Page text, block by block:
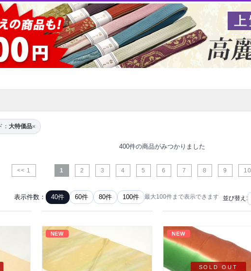
大特価品×
400件の商品がみつかりました
<< 1 1 2 3 4 5 6 7 8 9 10
表示件数： 40件 60件 80件 100件 最大100件まで表示できます 並び替え:
NEW NEW
SOLD OUT